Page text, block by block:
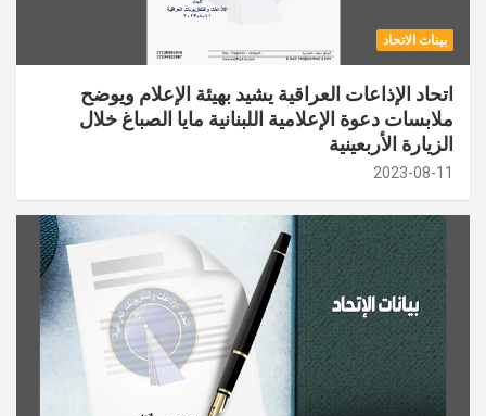
بينات الاتحاد
اتحاد الإذاعات العراقية يشيد بهيئة الإعلام ويوضح
ملابسات دعوة الإعلامية اللبنانية مايا الصباغ خلال
الزيارة الأربعينية
2023-08-11